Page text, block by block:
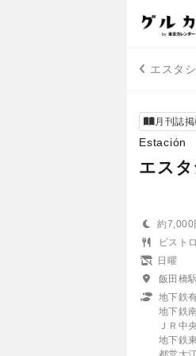
エスタ
月刊誌
Estación
エス
約7,000
ビスト
日曜
飯田橋
地下鉄
地下鉄
ＪＲ中
地下鉄